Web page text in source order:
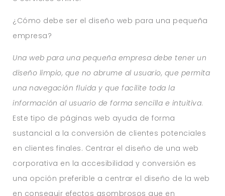
¿Cómo debe ser el diseño web para una pequeña
empresa?
Una web para una pequeña empresa debe tener un
diseño limpio, que no abrume al usuario, que permita
una navegación fluida y que facilite toda la
información al usuario de forma sencilla e intuitiva.
Este tipo de páginas web ayuda de forma
sustancial a la conversión de clientes potenciales
en clientes finales. Centrar el diseño de una web
corporativa en la accesibilidad y conversión es
una opción preferible a centrar el diseño de la web
en conseguir efectos asombrosos que en